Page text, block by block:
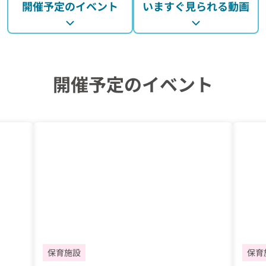
開催予定のイベント いますぐ見られる動画
開催予定のイベント
保育施設 保育